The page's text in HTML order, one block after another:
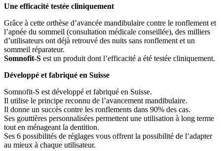
Une efficacité testée cliniquement
Grâce à cette orthèse d’avancée mandibulaire contre le ronflement et
l’apnée du sommeil (consultation médicale conseillée), des milliers
d’utilisateurs ont déjà retrouvé des nuits sans ronflement et un
sommeil réparateur.
Somnofit-S est un produit dont l’efficacité a été testée cliniquement.
Développé et fabriqué en Suisse
Somnofit-S est développé et fabriqué en Suisse.
Il utilise le principe reconnu de l’avancement mandibulaire.
Il donne un succès contre les ronflements dans 90% des cas.
Ses gouttières personnalisées permettent une utilisation à long terme
tout en ménageant la dentition.
Ses 6 possibilités de réglages vous offrent la possibilité de l’adapter
au mieux à chaque utilisateur.